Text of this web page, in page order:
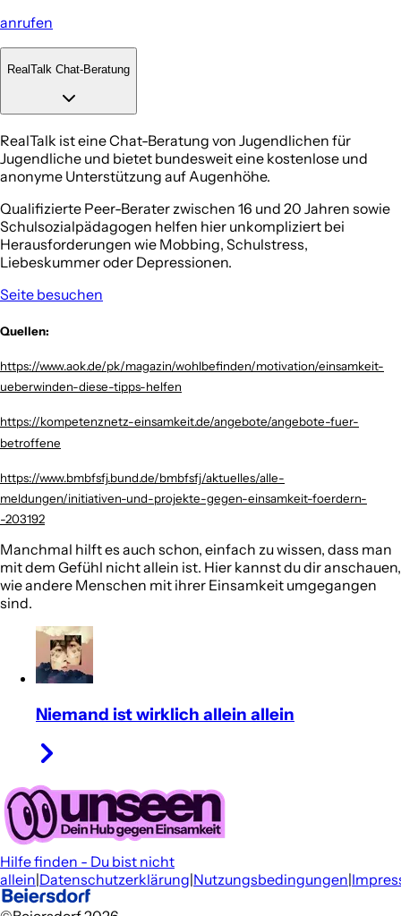
anrufen
RealTalk Chat-Beratung
RealTalk ist eine Chat-Beratung von Jugendlichen für
Jugendliche und bietet bundesweit eine kostenlose und
anonyme Unterstützung auf Augenhöhe.
Qualifizierte Peer-Berater zwischen 16 und 20 Jahren sowie
Schulsozialpädagogen helfen hier unkompliziert bei
Herausforderungen wie Mobbing, Schulstress,
Liebeskummer oder Depressionen.
Seite besuchen
Quellen:
https://www.aok.de/pk/magazin/wohlbefinden/motivation/einsamkeit-
ueberwinden-diese-tipps-helfen
https://kompetenznetz-einsamkeit.de/angebote/angebote-fuer-
betroffene
https://www.bmbfsfj.bund.de/bmbfsfj/aktuelles/alle-
meldungen/initiativen-und-projekte-gegen-einsamkeit-foerdern-
-203192
Manchmal hilft es auch schon, einfach zu wissen, dass man
mit dem Gefühl nicht allein ist. Hier kannst du dir anschauen,
wie andere Menschen mit ihrer Einsamkeit umgegangen
sind.
Niemand ist wirklich allein allein
Hilfe finden - Du bist nicht
allein|Datenschutzerklärung|Nutzungsbedingungen|